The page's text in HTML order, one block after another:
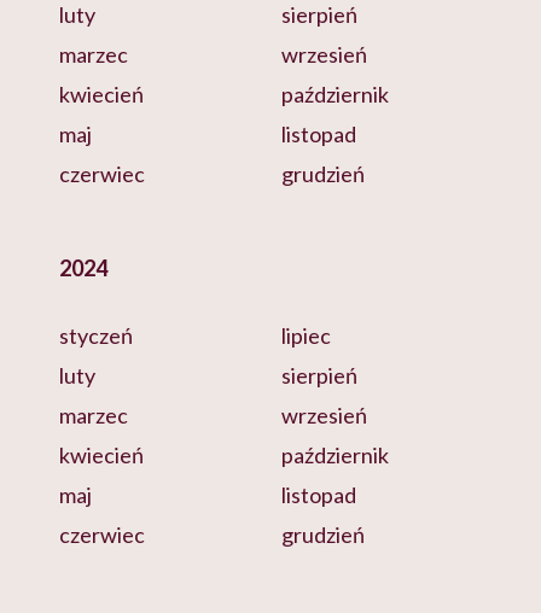
luty
marzec
kwiecień
maj
czerwiec
sierpień
wrzesień
październik
listopad
grudzień
2024
styczeń
luty
marzec
kwiecień
maj
czerwiec
lipiec
sierpień
wrzesień
październik
listopad
grudzień